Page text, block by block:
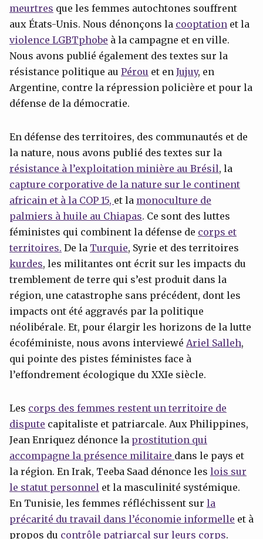
meurtres que les femmes autochtones souffrent
aux États-Unis. Nous dénonçons la cooptation et la
violence LGBTphobe à la campagne et en ville.
Nous avons publié également des textes sur la
résistance politique au Pérou et en Jujuy, en
Argentine, contre la répression policière et pour la
défense de la démocratie.
En défense des territoires, des communautés et de
la nature, nous avons publié des textes sur la
résistance à l’exploitation minière au Brésil, la
capture corporative de la nature sur le continent
africain et à la COP 15, et la monoculture de
palmiers à huile au Chiapas. Ce sont des luttes
féministes qui combinent la défense de corps et
territoires. De la Turquie, Syrie et des territoires
kurdes, les militantes ont écrit sur les impacts du
tremblement de terre qui s’est produit dans la
région, une catastrophe sans précédent, dont les
impacts ont été aggravés par la politique
néolibérale. Et, pour élargir les horizons de la lutte
écoféministe, nous avons interviewé Ariel Salleh,
qui pointe des pistes féministes face à
l’effondrement écologique du XXIe siècle.
Les corps des femmes restent un territoire de
dispute capitaliste et patriarcale. Aux Philippines,
Jean Enriquez dénonce la prostitution qui
accompagne la présence militaire dans le pays et
la région. En Irak, Teeba Saad dénonce les lois sur
le statut personnel et la masculinité systémique.
En Tunisie, les femmes réfléchissent sur la
précarité du travail dans l’économie informelle et à
propos du contrôle patriarcal sur leurs corps.